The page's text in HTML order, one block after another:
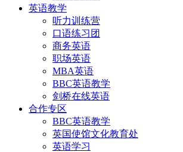
英语教学
听力训练营
口语练习团
商务英语
职场英语
MBA英语
BBC英语教学
剑桥在线英语
合作专区
BBC英语教学
英国使馆文化教育处
英语学习